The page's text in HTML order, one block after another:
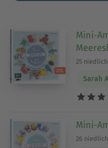
Mini-
25
Sarah
Mini-
26